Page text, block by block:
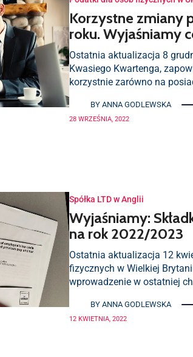
Korzystne zmiany
roku. Wyjaśniamy
Ostatnia aktualizacja 8
Kwasiego Kwartenga,
korzystnie zarówno na
BY ANNA GODLEWSKA
28 WRZEŚNIA, 2022
Spółka LTD w Anglii
Wyjaśniamy:
na rok 2022/2023
Ostatnia aktualizacja 12
fizycznych w Wielkiej
wprowadzenie w ostatniej
BY ANNA GODLEWSKA
12 KWIETNIA, 2022